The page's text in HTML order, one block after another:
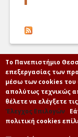
Νέος
Αλλαγή
Ανάκτηση
Επιβεβαίωση
Ανταλλαγή -
Ανταλλαγή
Okeanos/pithos+
Δείτε τις συχνές
ερωτήσεις (FAQ) της
γνωσιακής βάσης
ταξινομημένες ανά
υπηρεσία.
Αίτηση Web
Αίτηση Φιλοξενίας
Ιστοσελίδας στις
Υποδομές της
μας
Η γνώμη σας
Πείτε μας τη γνώμη
για τις υπηρεσίες μας
Το Πανεπιστήμιο
επεξεργασίας των
μέσω των cookies του
απολύτως τεχνικώς
θέλετε να ελέγξετε
'Ελεγχος Επιλογών
πολιτική cookies